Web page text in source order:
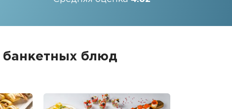
банкетных блюд